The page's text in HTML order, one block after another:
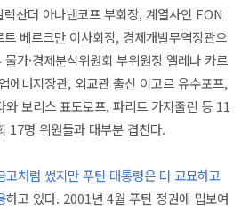
산더 아나넨코프 부회장, 계열사인 EON
베르크만 이사회장, 경제개발무역장관으
가·경제분석위원회 부위원장 엘레나 카르
에너지장관, 외교관 출신 이고르 유수포프,
와 보리스 표도로프, 파리트 가지줄린 등 11
17명 위원들과 대부분 겹친다.
고처럼 썼지만 푸틴 대통령은 더 교묘하고
하고 있다. 2001년 4월 푸틴 정권에 밉보여